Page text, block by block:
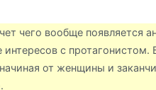
чего вообще появляется
интересов с протагонистом.
от женщины и